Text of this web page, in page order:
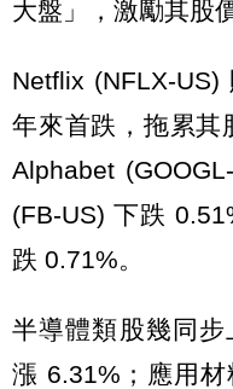
大盤」，激勵其股
Netflix (NFLX-
年來首跌，拖累其
Alphabet
(FB-US) 下跌
跌 0.71%。
半導體類股幾同步
漲 6.31%；應用材